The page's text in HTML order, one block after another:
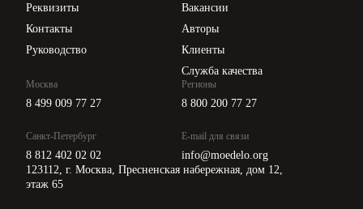
Реквизиты
Контакты
Руководство
Вакансии
Авторы
Клиенты
Служба качества
Москва
8 499 009 77 27
Санкт-Петербург
8 812 402 02 02
Регионы
8 800 200 77 27
E-mail для связи
info@moedelo.org
123112, г. Москва, Пресненская набережная, дом 12,
этаж 65